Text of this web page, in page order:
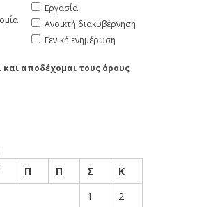
Εργασία
Ανοικτή διακυβέρνηση
Γενική ενημέρωση
αποδέχομαι τους όρους
Π Π Σ
Κ
1
2